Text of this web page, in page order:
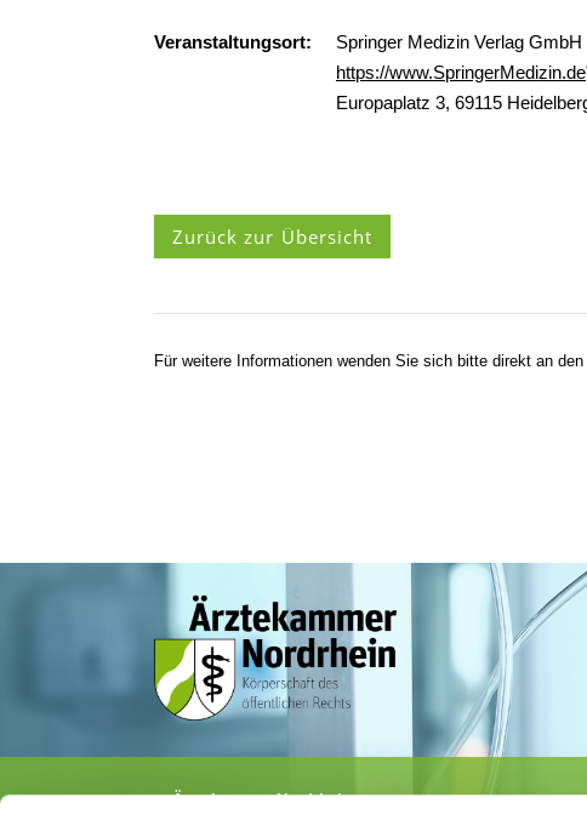
Veranstaltungsort:
Springer Medizin Verlag
https://www.SpringerMedizin.de
Europaplatz 3, 69115
Zurück zur Übersicht
Für weitere Informationen wenden Sie sich bitte direkt an den
Ärztekammer Nordrhein